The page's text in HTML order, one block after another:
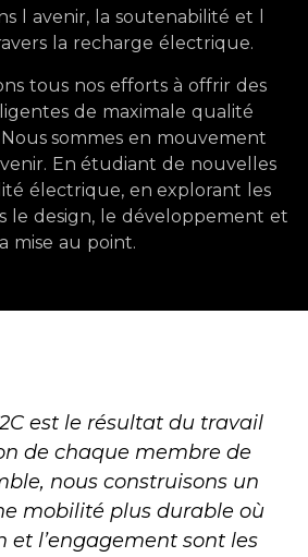
avenir, la soutenabilité et
la recharge électrique.
tous nos efforts à offrir des
de maximale qualité
Nous sommes en mouvement
En étudiant de nouvelles
électrique, en explorant les
le design, le développement et
la mise au point.
est le résultat du travail
de chaque membre de
nous construisons un
mobilité plus durable où
et l’engagement sont les